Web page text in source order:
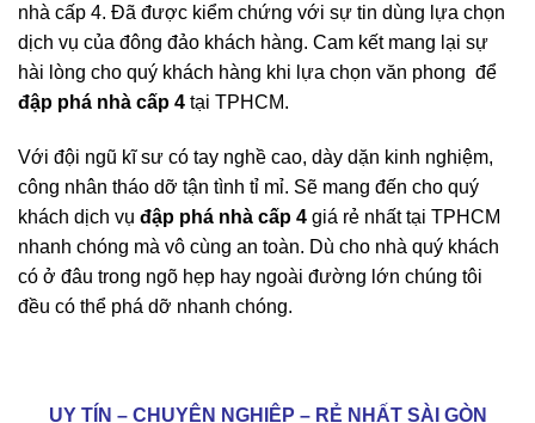
Chúng tôi có đủ năng lực, kinh nhiệm trong việc phá dỡ
nhà cấp 4. Đã được kiểm chứng với sự tin dùng lựa chọn
dịch vụ của đông đảo khách hàng. Cam kết mang lại sự
hài lòng cho quý khách hàng khi lựa chọn văn phong để
Với đội ngũ kĩ sư có tay nghề cao, dày dặn kinh nghiệm,
công nhân tháo dỡ tận tình tỉ mỉ. Sẽ mang đến cho quý
khách dịch vụđập phá nhà cấp 4giá rẻ nhất tại TPHCM
nhanh chóng mà vô cùng an toàn. Dù cho nhà quý khách
có ở đâu trong ngõ hẹp hay ngoài đường lớn chúng tôi